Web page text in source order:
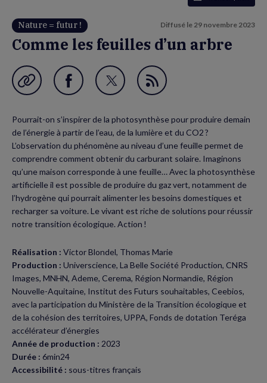
Nature = futur ! Diffusé le 29 novembre 2023
Comme les feuilles d’un arbre
Garder en favori
Partager
Facebook
(nouvelle
fenêtre)
Partager
Twitter
(nouvelle
fenêtre)
Flux
Pourrait-on s’inspirer de la photosynthèse pour produire demain
de l’énergie à partir de l’eau, de la lumière et du CO2 ?
L’observation du phénomène au niveau d’une feuille permet de
comprendre comment obtenir du carburant solaire. Imaginons
qu’une maison corresponde à une feuille… Avec la photosynthèse
artificielle il est possible de produire du gaz vert, notamment de
l’hydrogène qui pourrait alimenter les besoins domestiques et
recharger sa voiture. Le vivant est riche de solutions pour réussir
notre transition écologique. Action !
Réalisation : Victor Blondel, Thomas Marie
Production : Universcience, La Belle Société Production, CNRS
Images, MNHN, Ademe, Cerema, Région Normandie, Région
Nouvelle-Aquitaine, Institut des Futurs souhaitables, Ceebios,
avec la participation du Ministère de la Transition écologique et
de la cohésion des territoires, UPPA, Fonds de dotation Teréga
accélérateur d’énergies
Année de production : 2023
Durée : 6min24
Accessibilité : sous-titres français